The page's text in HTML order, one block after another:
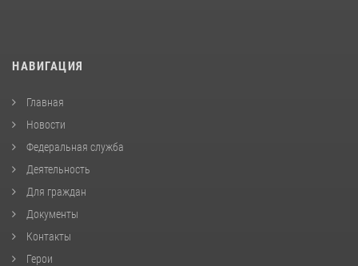
НАВИГАЦИЯ
Главная
Новости
Федеральная служба
Деятельность
Для граждан
Документы
Контакты
Герои